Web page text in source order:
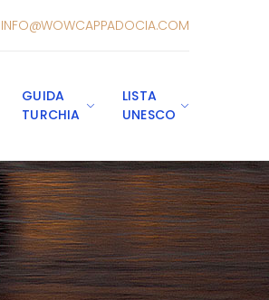
INFO@WOWCAPPADOCIA.COM
GUIDA
TURCHIA
LISTA
UNESCO